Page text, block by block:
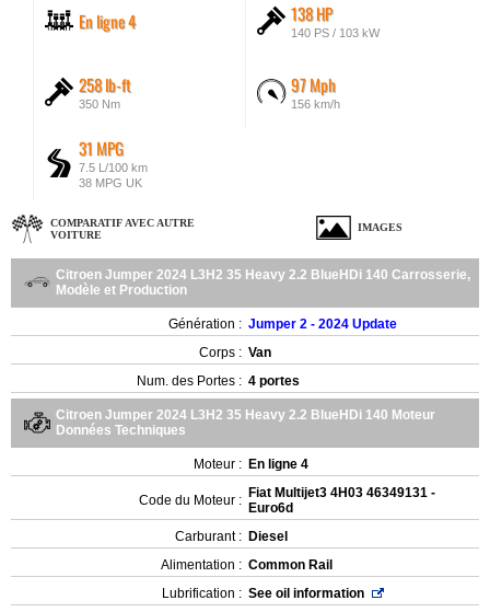
En ligne 4 138 HP
140 PS / 103 kW
258 lb-ft
350 Nm
97 Mph
156 km/h
31 MPG
7.5 L/100 km
38 MPG UK
COMPARATIF AVEC AUTRE
VOITURE
IMAGES
Citroen Jumper 2024 L3H2 35 Heavy 2.2 BlueHDi 140 Carrosserie,
Modèle et Production
Génération : Jumper 2 - 2024 Update
Corps : Van
Num. des Portes : 4 portes
Citroen Jumper 2024 L3H2 35 Heavy 2.2 BlueHDi 140 Moteur
Données Techniques
Moteur : En ligne 4
Code du Moteur : Fiat Multijet3 4H03 46349131 -
Euro6d
Carburant : Diesel
Alimentation : Common Rail
Lubrification : See oil information